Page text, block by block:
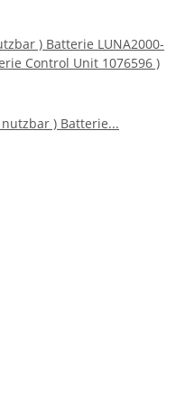
) Batterie LUNA2000-
Control Unit 1076596 )